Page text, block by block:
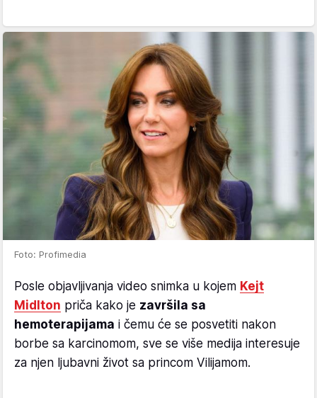
Foto: Profimedia
Posle objavljivanja video snimka u kojem Kejt
Midlton priča kako je završila sa
hemoterapijama i čemu će se posvetiti nakon
borbe sa karcinomom, sve se više medija interesuje
za njen ljubavni život sa princom Vilijamom.